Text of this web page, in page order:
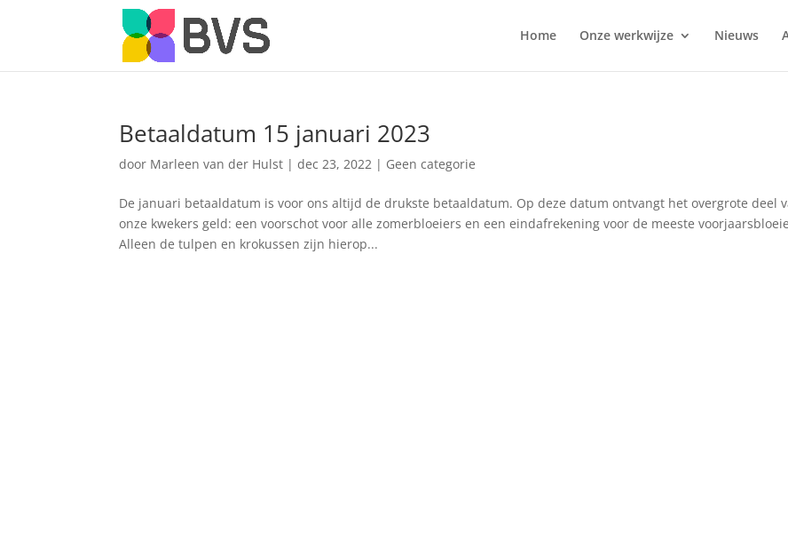
Home Onze werkwijze Nieuws
Betaaldatum 15 januari 2023
door Marleen van der Hulst |dec 23, 2022 | Geen categorie
De januari betaaldatum is voor ons altijd de drukste betaaldatum. Op deze datum ontvangt het overgrote deel
onze kwekers geld: een voorschot voor alle zomerbloeiers en een eindafrekening voor de meeste
Alleen de tulpen en krokussen zijn hierop...